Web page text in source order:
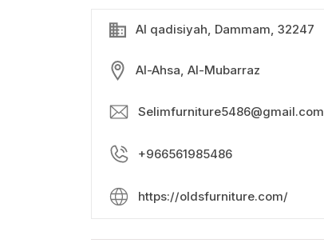
Al qadisiyah, Dammam, 32247
Al-Ahsa, Al-Mubarraz
Selimfurniture5486@gmail.com
+966561985486
https://oldsfurniture.com/